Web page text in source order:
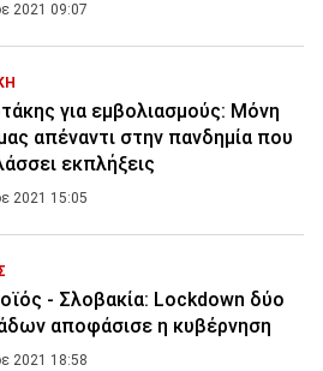
2021 09:07
για εμβολιασμούς: Μόνη
απέναντι στην πανδημία που
εκπλήξεις
2021 15:05
- Σλοβακία: Lockdown δύο
αποφάσισε η κυβέρνηση
2021 18:58